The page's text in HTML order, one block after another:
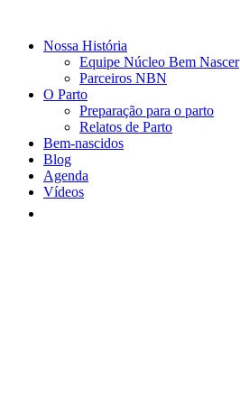
Nossa História
Equipe Núcleo Bem Nascer
Parceiros NBN
O Parto
Preparação para o parto
Relatos de Parto
Bem-nascidos
Blog
Agenda
Vídeos